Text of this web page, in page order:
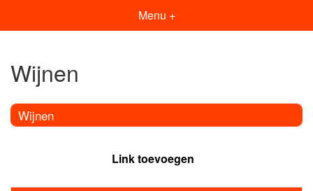
Menu +
Wijnen
Wijnen
Link toevoegen